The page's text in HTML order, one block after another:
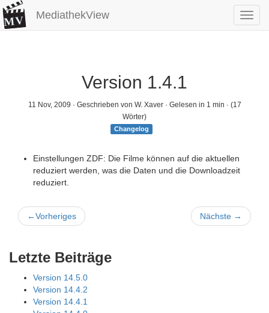
MediathekView
Version 1.4.1
11 Nov, 2009 · Geschrieben von W. Xaver · Gelesen in 1 min · (17
Wörter)
Changelog
Einstellungen ZDF: Die Filme können auf die aktuellen
reduziert werden, was die Daten und die Downloadzeit
reduziert.
←Vorheriges Nächste →
Letzte Beiträge
Version 14.5.0
Version 14.4.2
Version 14.4.1